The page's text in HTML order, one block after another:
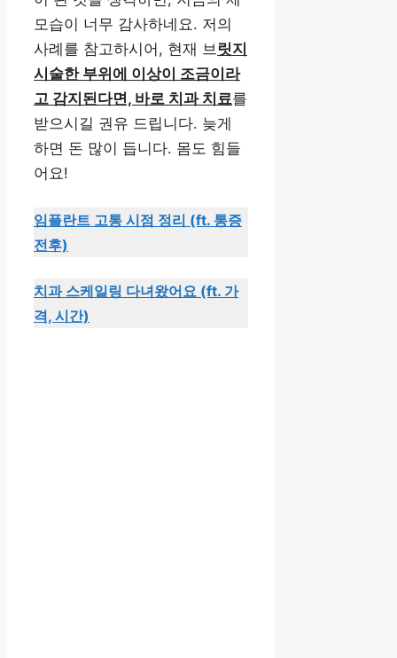
모습이 너무 감사하네요. 저의
사례를 참고하시어, 현재 브릿지
시술한 부위에 이상이 조금이라
고 감지된다면, 바로 치과 치료를
받으시길 권유 드립니다. 늦게
하면 돈 많이 듭니다. 몸도 힘들
어요!
임플란트 고통 시점 정리 (ft. 통증
전후)
치과 스케일링 다녀왔어요 (ft. 가
격, 시간)